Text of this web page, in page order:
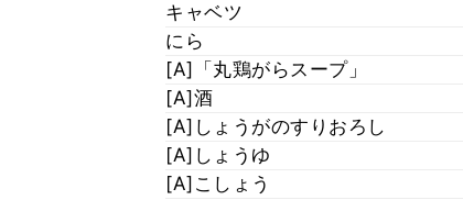
キャベツ
にら
[A]「丸鶏がらスープ」
[A]酒
[A]しょうがのすりおろし
[A]しょうゆ
[A]こしょう